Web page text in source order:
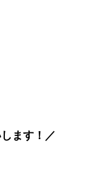
ます！／